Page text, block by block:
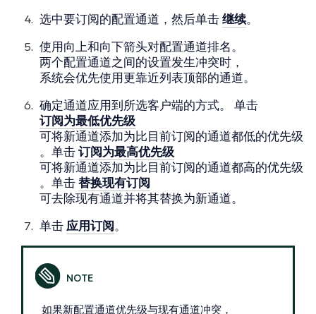
选中要订阅的配置通道，然后单击继续。
使用向上和向下箭头对配置通道排名。
两个配置通道之间的设置发生冲突时，
系统会优先使用更靠近列表顶部的通道。
确定通道应用到所选客户端的方式。 单击
订阅为最低优先级
可将新通道添加为比目前订阅的通道都低的优先级
。单击订阅为最高优先级
可将新通道添加为比目前订阅的通道都高的优先级
。单击替换现有订阅
可去除现有通道并将其替换为新通道。
单击应用订阅。
如果新配置通道优先级与现有通道冲突，